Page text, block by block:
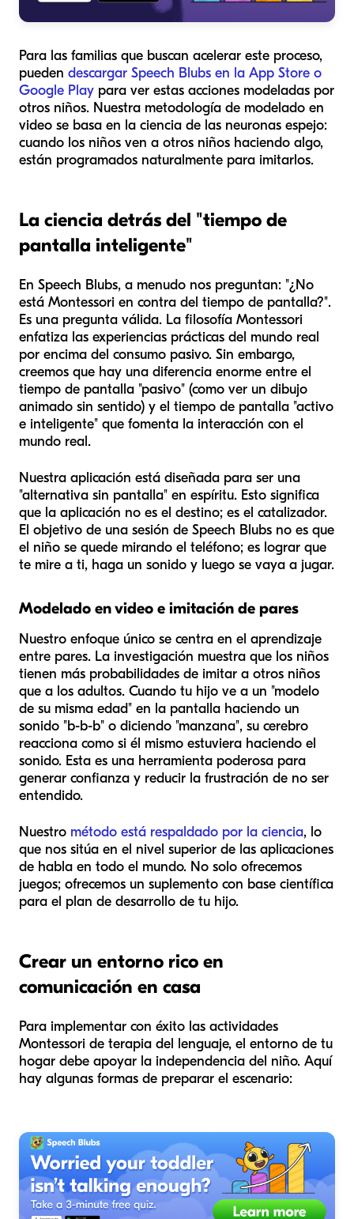
Para las familias que buscan acelerar este proceso,
pueden descargar Speech Blubs en la App Store o
Google Play para ver estas acciones modeladas por
otros niños. Nuestra metodología de modelado en
video se basa en la ciencia de las neuronas espejo:
cuando los niños ven a otros niños haciendo algo,
están programados naturalmente para imitarlos.
La ciencia detrás del "tiempo de
pantalla inteligente"
En Speech Blubs, a menudo nos preguntan: "¿No
está Montessori en contra del tiempo de pantalla?".
Es una pregunta válida. La filosofía Montessori
enfatiza las experiencias prácticas del mundo real
por encima del consumo pasivo. Sin embargo,
creemos que hay una diferencia enorme entre el
tiempo de pantalla "pasivo" (como ver un dibujo
animado sin sentido) y el tiempo de pantalla "activo
e inteligente" que fomenta la interacción con el
mundo real.
Nuestra aplicación está diseñada para ser una
"alternativa sin pantalla" en espíritu. Esto significa
que la aplicación no es el destino; es el catalizador.
El objetivo de una sesión de Speech Blubs no es que
el niño se quede mirando el teléfono; es lograr que
te mire a ti, haga un sonido y luego se vaya a jugar.
Modelado en video e imitación de pares
Nuestro enfoque único se centra en el aprendizaje
entre pares. La investigación muestra que los niños
tienen más probabilidades de imitar a otros niños
que a los adultos. Cuando tu hijo ve a un "modelo
de su misma edad" en la pantalla haciendo un
sonido "b-b-b" o diciendo "manzana", su cerebro
reacciona como si él mismo estuviera haciendo el
sonido. Esta es una herramienta poderosa para
generar confianza y reducir la frustración de no ser
entendido.
Nuestro método está respaldado por la ciencia, lo
que nos sitúa en el nivel superior de las aplicaciones
de habla en todo el mundo. No solo ofrecemos
juegos; ofrecemos un suplemento con base científica
para el plan de desarrollo de tu hijo.
Crear un entorno rico en
comunicación en casa
Para implementar con éxito las actividades
Montessori de terapia del lenguaje, el entorno de tu
hogar debe apoyar la independencia del niño. Aquí
hay algunas formas de preparar el escenario: